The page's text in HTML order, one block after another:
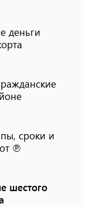
деньги
сроки и
℗
шестого